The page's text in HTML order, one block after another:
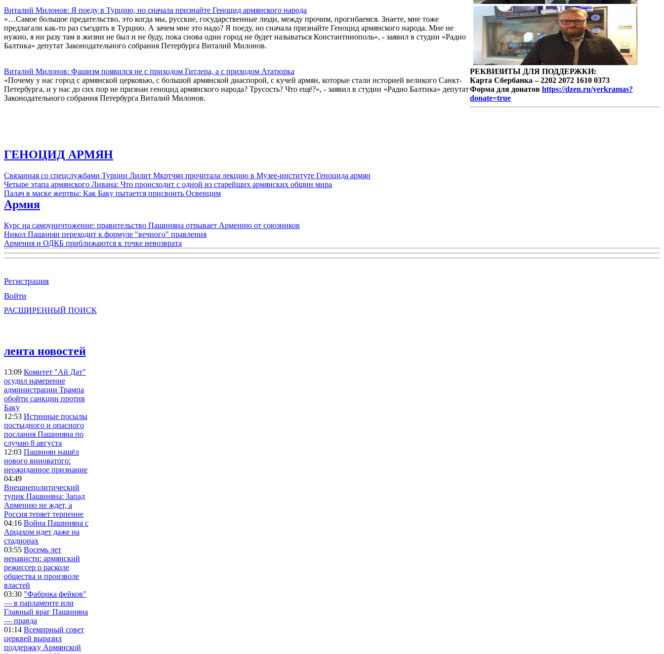
Виталий Милонов: Я поеду в Турцию, но сначала признайте Геноцид армянского народа
«…Самое большое предательство, это когда мы, русские, государственные люди, между прочим, прогибаемся. Знаете, мне тоже
предлагали как-то раз съездить в Турцию. А зачем мне это надо? Я поеду, но сначала признайте Геноцид армянского народа. Мне не
нужно, я ни разу там в жизни не был и не буду, пока снова один город не будет называться Константинополь», - заявил в студии «Радио
Балтика» депутат Законодательного собрания Петербурга Виталий Милонов.
Виталий Милонов: Фашизм появился не с приходом Гитлера, а с приходом Ататюрка
«Почему у нас город с армянской церковью, с большой армянской диаспорой, с кучей армян, которые стали историей великого Санкт-
Петербурга, и у нас до сих пор не признан геноцид армянского народа? Трусость? Что ещё?», - заявил в студии «Радио Балтика» депутат
Законодательного собрания Петербурга Виталий Милонов.
РЕКВИЗИТЫ ДЛЯ ПОДДЕРЖКИ:
Карта Сбербанка – 2202 2072 1610 0373
Форма для донатов https://dzen.ru/yerkramas?
donate=true
ГЕНОЦИД АРМЯН
Связанная со спецслужбами Турции Лилит Мкртчян прочитала лекцию в Музее-институте Геноцида армян
Четыре этапа армянского Ливана: Что происходит с одной из старейших армянских общин мира
Палач в маске жертвы: Как Баку пытается присвоить Освенцим
Армия
Курс на самоуничтожение: правительство Пашиняна отрывает Армению от союзников
Никол Пашинян переходит к формуле "вечного" правления
Армения и ОДКБ приближаются к точке невозврата
Регистрация
Войти
РАСШИРЕННЫЙ ПОИСК
лента новостей
13:09 Комитет "Ай Дат"
осудил намерение
администрации Трампа
обойти санкции против
Баку
12:53 Истинные посылы
постыдного и опасного
послания Пашиняна по
случаю 8 августа
12:03 Пашинян нашёл
нового виноватого:
неожиданное признание
04:49
Внешнеполитический
тупик Пашиняна: Запад
Армению не ждет, а
Россия теряет терпение
04:16 Война Пашиняна с
Арцахом идет даже на
стадионах
03:55 Восемь лет
ненависти: армянский
режиссер о расколе
общества и произволе
властей
03:30 "Фабрика фейков"
— в парламенте или
Главный враг Пашиняна
— правда
01:14 Всемирный совет
церквей выразил
поддержку Армянской